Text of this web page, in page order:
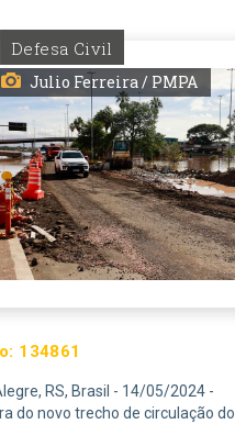
Defesa Civil
Julio Ferreira / PMPA
134861
RS, Brasil - 14/05/2024 -
do novo trecho de circulação do